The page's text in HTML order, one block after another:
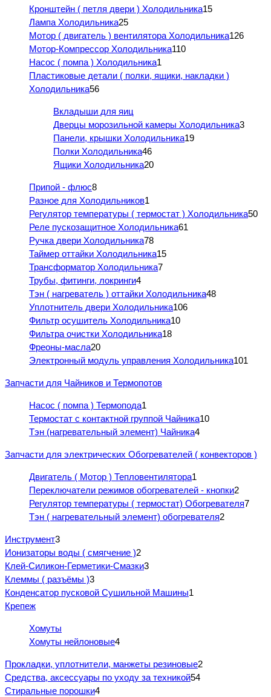
Кронштейн ( петля двери ) Холодильника15
Лампа Холодильника25
Мотор ( двигатель ) вентилятора Холодильника126
Мотор-Компрессор Холодильника110
Насос ( помпа ) Холодильника1
Пластиковые детали ( полки, ящики, накладки )
Холодильника56
Вкладыши для яиц
Дверцы морозильной камеры Холодильника3
Панели, крышки Холодильника19
Полки Холодильника46
Ящики Холодильника20
Припой - флюс8
Разное для Холодильников1
Регулятор температуры ( термостат ) Холодильника50
Реле пускозащитное Холодильника61
Ручка двери Холодильника78
Таймер оттайки Холодильника15
Трансформатор Холодильника7
Трубы, фитинги, локринги4
Тэн ( нагреватель ) оттайки Холодильника48
Уплотнитель двери Холодильника106
Фильтр осушитель Холодильника10
Фильтра очистки Холодильника18
Фреоны-масла20
Электронный модуль управления Холодильника101
Запчасти для Чайников и Термопотов
Насос ( помпа ) Термопода1
Термостат с контактной группой Чайника10
Тэн (нагревательный элемент) Чайника4
Запчасти для электрических Обогревателей ( конвекторов )
Двигатель ( Мотор ) Тепловентилятора1
Переключатели режимов обогревателей - кнопки2
Регулятор температуры ( термостат) Обогревателя7
Тэн ( нагревательный элемент) обогревателя2
Инструмент3
Ионизаторы воды ( смягчение )2
Клей-Силикон-Герметики-Смазки3
Клеммы ( разъёмы )3
Конденсатор пусковой Сушильной Машины1
Крепеж
Хомуты
Хомуты нейлоновые4
Прокладки, уплотнители, манжеты резиновые2
Средства, аксессуары по уходу за техникой54
Стиральные порошки4